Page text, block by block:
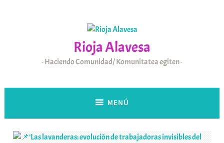
Rioja Alavesa
Haciendo Comunidad/ Komunitatea egiten
MENÚ